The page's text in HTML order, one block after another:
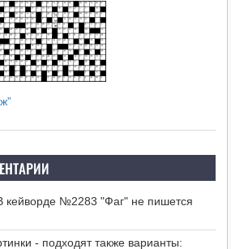
кейворде №2283 "Фаг" не пишется
- подходят также варианты: